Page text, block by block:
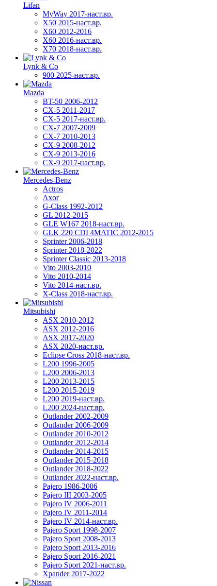
Lifan
MyWay 2017-наст.вр.
X50 2015-наст.вр.
X60 2012-2016
X60 2016-наст.вр.
X70 2018-наст.вр.
Lynk & Co
900 2025-наст.вр.
Mazda
BT-50 2006-2012
CX-5 2011-2017
CX-5 2017-наст.вр.
CX-7 2007-2009
CX-7 2010-2013
CX-9 2008-2012
CX-9 2013-2016
CX-9 2017-наст.вр.
Mercedes-Benz
Actros
Axor
G-Class 1992-2012
GL 2012-2015
GLE W167 2018-наст.вр.
GLK 220 CDI 4MATIC 2012-2015
Sprinter 2006-2018
Sprinter 2018-2022
Sprinter Classic 2013-2018
Vito 2003-2010
Vito 2010-2014
Vito 2014-наст.вр.
X-Class 2018-наст.вр.
Mitsubishi
ASX 2010-2012
ASX 2012-2016
ASX 2017-2020
ASX 2020-наст.вр.
Eclipse Cross 2018-наст.вр.
L200 1996-2005
L200 2006-2013
L200 2013-2015
L200 2015-2019
L200 2019-наст.вр.
L200 2024-наст.вр.
Outlander 2002-2009
Outlander 2006-2009
Outlander 2010-2012
Outlander 2012-2014
Outlander 2014-2015
Outlander 2015-2018
Outlander 2018-2022
Outlander 2022-наст.вр.
Pajero 1986-2006
Pajero III 2003-2005
Pajero IV 2006-2011
Pajero IV 2011-2014
Pajero IV 2014-наст.вр.
Pajero Sport 1998-2007
Pajero Sport 2008-2013
Pajero Sport 2013-2016
Pajero Sport 2016-2021
Pajero Sport 2021-наст.вр.
Xpander 2017-2022